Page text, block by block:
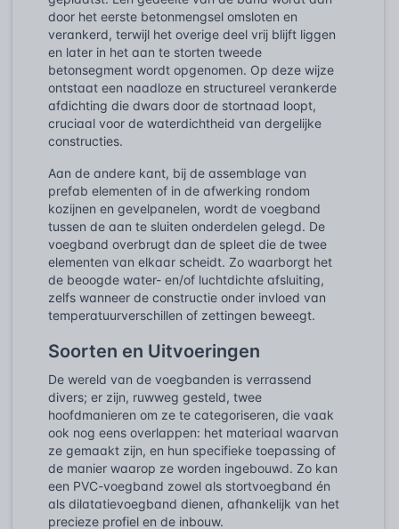
door het eerste betonmengsel omsloten en
verankerd, terwijl het overige deel vrij blijft liggen
en later in het aan te storten tweede
betonsegment wordt opgenomen. Op deze wijze
ontstaat een naadloze en structureel verankerde
afdichting die dwars door de stortnaad loopt,
cruciaal voor de waterdichtheid van dergelijke
constructies.
Aan de andere kant, bij de assemblage van
prefab elementen of in de afwerking rondom
kozijnen en gevelpanelen, wordt de voegband
tussen de aan te sluiten onderdelen gelegd. De
voegband overbrugt dan de spleet die de twee
elementen van elkaar scheidt. Zo waarborgt het
de beoogde water- en/of luchtdichte afsluiting,
zelfs wanneer de constructie onder invloed van
temperatuurverschillen of zettingen beweegt.
Soorten en Uitvoeringen
De wereld van de voegbanden is verrassend
divers; er zijn, ruwweg gesteld, twee
hoofdmanieren om ze te categoriseren, die vaak
ook nog eens overlappen: het materiaal waarvan
ze gemaakt zijn, en hun specifieke toepassing of
de manier waarop ze worden ingebouwd. Zo kan
een PVC-voegband zowel als stortvoegband én
als dilatatievoegband dienen, afhankelijk van het
precieze profiel en de inbouw.